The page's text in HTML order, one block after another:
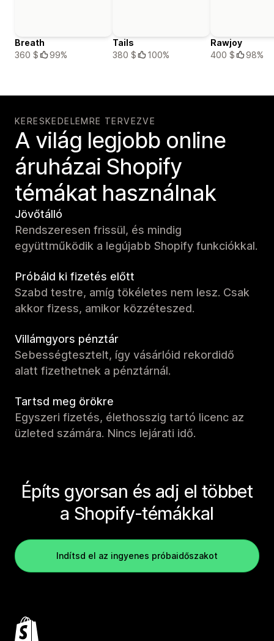
Breath
360 $
99%
Tails
380 $
100%
Rawjoy
400 $
98%
KERESKEDELEMRE TERVEZVE
A világ legjobb online
áruházai Shopify
témákat használnak
Jövőtálló
Rendszeresen frissül, és mindig
együttműködik a legújabb Shopify funkciókkal.
Próbáld ki fizetés előtt
Szabd testre, amíg tökéletes nem lesz. Csak
akkor fizess, amikor közzéteszed.
Villámgyors pénztár
Sebességtesztelt, így vásárlóid rekordidő
alatt fizethetnek a pénztárnál.
Tartsd meg örökre
Egyszeri fizetés, élethosszig tartó licenc az
üzleted számára. Nincs lejárati idő.
Építs gyorsan és adj el többet
a Shopify-témákkal
Indítsd el az ingyenes próbaidőszakot